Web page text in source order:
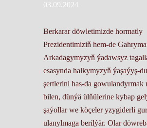
03.09.2024
Berkarar döwletimizde hormatly
Prezidentimiziň hem-de
Arkadagymyzyň ýadawsyz
esasynda halkymyzyň ýaşaýyş-
şertlerini has-da gowulandyrmak
bilen, dünýä ülňülerine kybap
şaýollar we köçeler yzygiderli
ulanylmaga berilýär. Olar